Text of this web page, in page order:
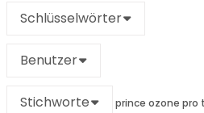
Schlüsselwörter
Benutzer
Stichworte prince ozone pro